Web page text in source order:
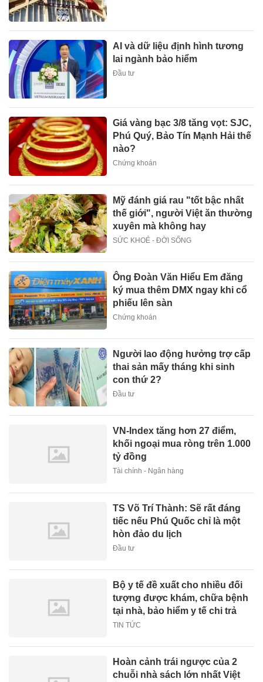
AI và dữ liệu định hình tương
lai ngành bảo hiểm
Đầu tư
Giá vàng bạc 3/8 tăng vọt: SJC,
Phú Quý, Bảo Tín Mạnh Hải thế
nào?
Chứng khoán
Mỹ đánh giá rau "tốt bậc nhất
thế giới", người Việt ăn thường
xuyên mà không hay
SỨC KHOẺ - ĐỜI SỐNG
Ông Đoàn Văn Hiểu Em đăng
ký mua thêm DMX ngay khi cổ
phiếu lên sàn
Chứng khoán
Người lao động hưởng trợ cấp
thai sản mấy tháng khi sinh
con thứ 2?
Đầu tư
VN-Index tăng hơn 27 điểm,
khối ngoại mua ròng trên 1.000
tỷ đồng
Tài chính - Ngân hàng
TS Võ Trí Thành: Sẽ rất đáng
tiếc nếu Phú Quốc chỉ là một
hòn đảo du lịch
Đầu tư
Bộ y tế đề xuất cho nhiều đối
tượng được khám, chữa bệnh
tại nhà, bảo hiểm y tế chi trả
TIN TỨC
Hoàn cảnh trái ngược của 2
chuỗi nhà sách lớn nhất Việt